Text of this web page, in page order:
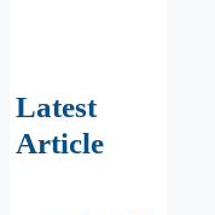
Latest
Article